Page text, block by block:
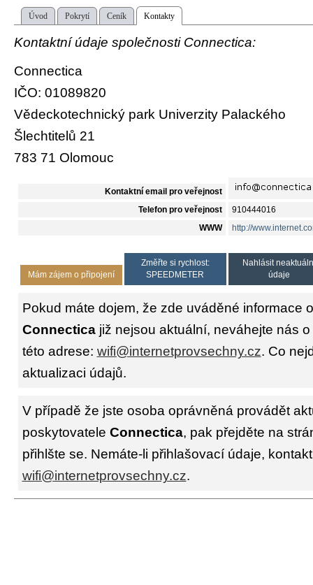
Úvod Pokrytí Ceník Kontakty
Kontaktní údaje společnosti Connectica:
Connectica
IČO: 01089820
Vědeckotechnický park Univerzity Palackého
Šlechtitelů 21
783 71 Olomouc
Kontaktní email pro veřejnost
Telefon pro veřejnost 910444016
WWW http://
Mám zájem o připojení
Změřte si rychlost:
SPEEDMETER
Nahlásit
údaje
Pokud máte dojem, že zde uváděné informace
Connecticajiž nejsou aktuální, neváhejte nás o
této adrese: wifi@internetprovsechny.cz. Co
aktualizaci údajů.
V případě že jste osoba oprávněná provádět
poskytovatele Connectica, pak přejděte na
přihlšte se. Nemáte-li přihlašovací údaje,
wifi@internetprovsechny.cz.